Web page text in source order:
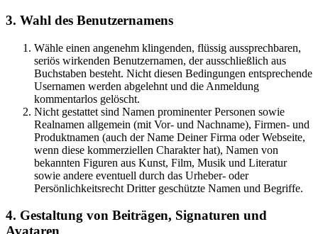
3. Wahl des Benutzernamens
Wähle einen angenehm klingenden, flüssig aussprechbaren,
seriös wirkenden Benutzernamen, der ausschließlich aus
Buchstaben besteht. Nicht diesen Bedingungen entsprechende
Usernamen werden abgelehnt und die Anmeldung
kommentarlos gelöscht.
Nicht gestattet sind Namen prominenter Personen sowie
Realnamen allgemein (mit Vor- und Nachname), Firmen- und
Produktnamen (auch der Name Deiner Firma oder Webseite,
wenn diese kommerziellen Charakter hat), Namen von
bekannten Figuren aus Kunst, Film, Musik und Literatur
sowie andere eventuell durch das Urheber- oder
Persönlichkeitsrecht Dritter geschützte Namen und Begriffe.
4. Gestaltung von Beiträgen, Signaturen und
Avataren